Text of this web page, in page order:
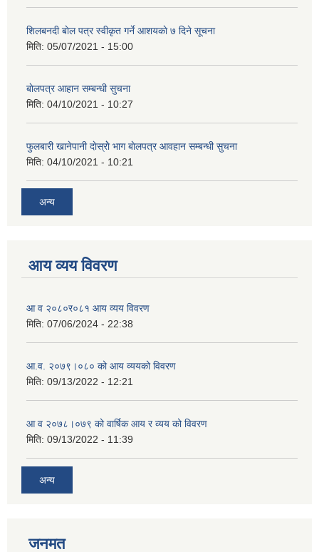
शिलबनदी बाेल पत्र स्वीकृत गर्ने आशयकाे ७ दिने सूचना
मिति: 05/07/2021 - 15:00
बाेलपत्र आहान सम्बन्धी सुचना
मिति: 04/10/2021 - 10:27
फुलबारी खानेपानी दाेस्राेे भाग बाेलपत्र आवहान सम्बन्धी सुचना
मिति: 04/10/2021 - 10:21
अन्य
आय व्यय विवरण
आ व २०८०र०८१ आय व्यय विवरण
मिति: 07/06/2024 - 22:38
आ.व. २०७९।०८० को आय व्ययको विवरण
मिति: 09/13/2022 - 12:21
आ‍ व २०७८।०७९ को वार्षिक आय र व्यय को विवरण
मिति: 09/13/2022 - 11:39
अन्य
जनमत